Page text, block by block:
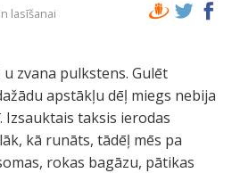
lasīšanai
zvana pulkstens. Gulēt
apstākļu dēļ miegs nebija
Izsauktais taksis ierodas
kā runāts, tādēļ mēs pa
rokas bagāzu, pātikas